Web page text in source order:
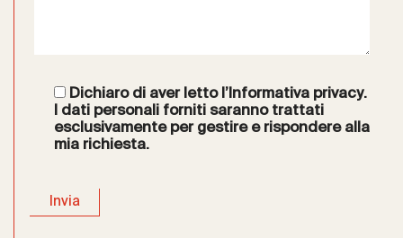
Dichiaro di aver letto l’Informativa privacy.
I dati personali forniti saranno trattati
esclusivamente per gestire e rispondere alla
mia richiesta.